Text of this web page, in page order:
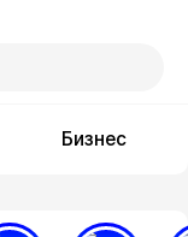
Бизнес